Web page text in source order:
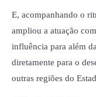
E, acompanhando o
ampliou a atuação
influência para além
diretamente para o
outras regiões do